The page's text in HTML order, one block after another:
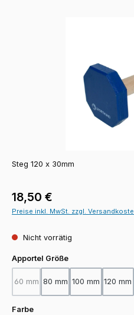
Steg 120 x 30mm
Regulärer Preis:
18,50 €
Preise inkl. MwSt. zzgl.
Nicht vorrätig
Apportel Größeauswählen
60 mm
(Diese Option ist zurzeit nicht
80 mm 100 mm 120 mm
Farbeauswählen